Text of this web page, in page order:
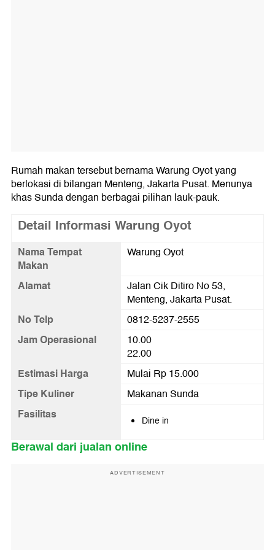
Rumah makan tersebut bernama Warung Oyot yang
berlokasi di bilangan Menteng, Jakarta Pusat. Menunya
khas Sunda dengan berbagai pilihan lauk-pauk.
Detail Informasi Warung Oyot
Nama Tempat
Makan
Warung Oyot
Alamat
Jalan Cik Ditiro No 53,
Menteng, Jakarta Pusat.
No Telp 0812-5237-2555
Jam Operasional
10.00
22.00
Estimasi Harga Mulai Rp 15.000
Tipe Kuliner Makanan Sunda
Fasilitas Dine in
Berawal dari jualan online
ADVERTISEMENT